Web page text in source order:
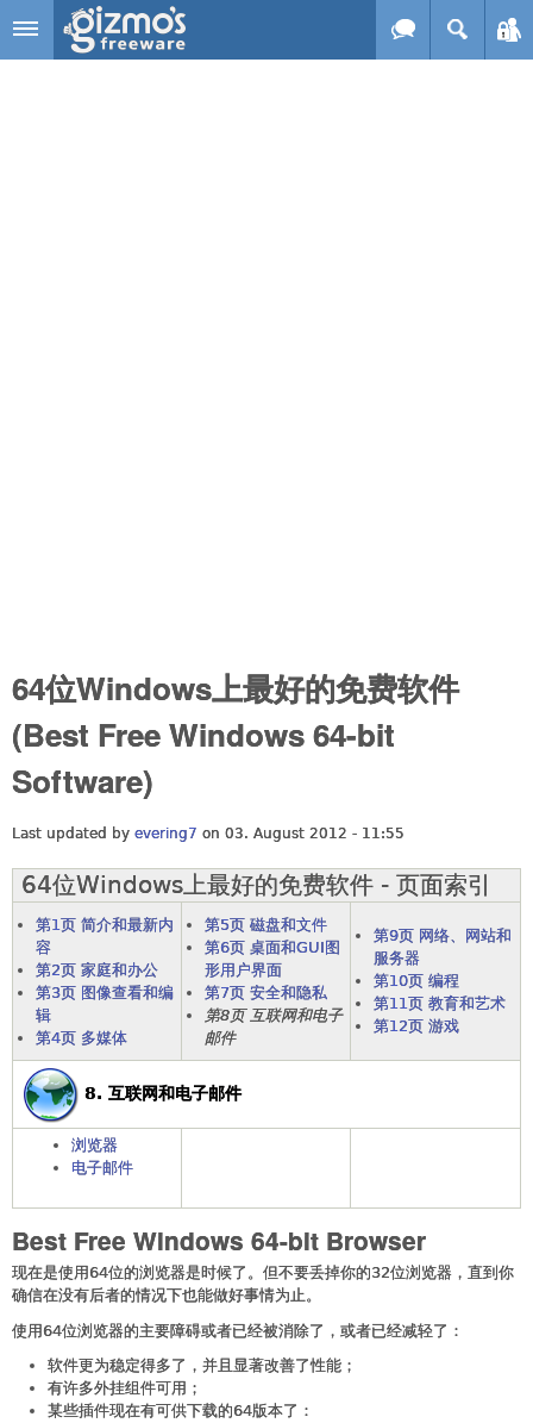
Skip to main content
64位Windows上最好的免费软件
(Best Free Windows 64-bit
Software)
Last updated by evering7 on 03. August 2012 - 11:55
64位Windows上最好的免费软件 - 页面索引
第1页 简介和最新内
容
第2页 家庭和办公
第3页 图像查看和编
辑
第4页 多媒体
第5页 磁盘和文件
第6页 桌面和GUI图
形用户界面
第7页 安全和隐私
第8页 互联网和电子
邮件
第9页 网络、网站和
服务器
第10页 编程
第11页 教育和艺术
第12页 游戏
8. 互联网和电子邮件
浏览器
电子邮件
Best Free Windows 64-bit Browser
现在是使用64位的浏览器是时候了。但不要丢掉你的32位浏览器，直到你
确信在没有后者的情况下也能做好事情为止。
使用64位浏览器的主要障碍或者已经被消除了，或者已经减轻了：
软件更为稳定得多了，并且显著改善了性能；
有许多外挂组件可用；
某些插件现在有可供下载的64版本了：